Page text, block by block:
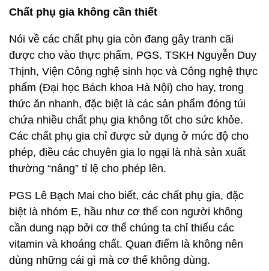
Chất phụ gia không cần thiết
Nói về các chất phụ gia còn đang gây tranh cãi
được cho vào thực phẩm, PGS. TSKH Nguyễn Duy
Thịnh, Viện Công nghệ sinh học và Công nghệ thực
phẩm (Đại học Bách khoa Hà Nội) cho hay, trong
thức ăn nhanh, đặc biệt là các sản phẩm đóng túi
chứa nhiều chất phụ gia không tốt cho sức khỏe.
Các chất phụ gia chỉ được sử dụng ở mức độ cho
phép, điều các chuyên gia lo ngại là nhà sản xuất
thường “nâng” tỉ lệ cho phép lên.
PGS Lê Bạch Mai cho biết, các chất phụ gia, đặc
biệt là nhóm E, hầu như cơ thể con người không
cần dung nạp bởi cơ thể chúng ta chỉ thiếu các
vitamin và khoáng chất. Quan điểm là không nên
dùng những cái gì mà cơ thể không dùng.